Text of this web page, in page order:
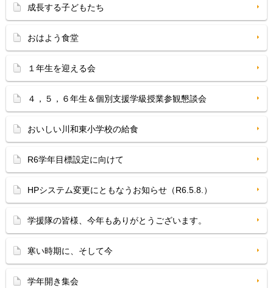
成長する子どもたち
おはよう食堂
１年生を迎える会
４，５，６年生＆個別支援学級授業参観懇談会
おいしい川和東小学校の給食
R6学年目標設定に向けて
HPシステム変更にともなうお知らせ（R6.5.8.）
学援隊の皆様、今年もありがとうございます。
寒い時期に、そして今
学年開き集会